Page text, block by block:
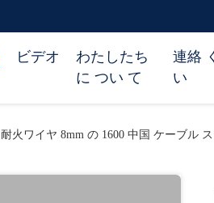
ビデオ
わたしたち
に つい て
連絡
い
耐火ワイヤ 8mm の 1600 中国 ケーブル